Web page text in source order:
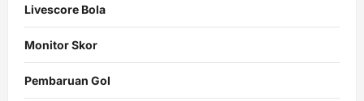
Livescore Bola
Monitor Skor
Pembaruan Gol